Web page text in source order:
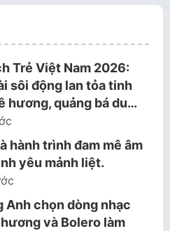
Trẻ Việt Nam 2026:
sôi động lan tỏa tinh
hương, quảng bá du…
hành trình đam mê âm
yêu mảnh liệt.
Anh chọn dòng nhạc
và Bolero làm